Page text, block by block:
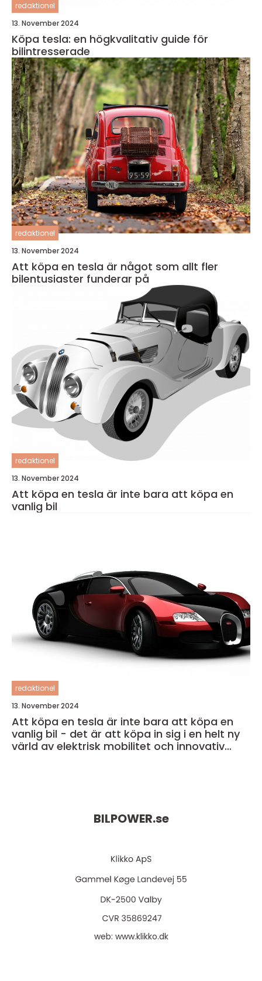
redaktionel
13. November 2024
Köpa tesla: en högkvalitativ guide för
bilintresserade
redaktionel
13. November 2024
Att köpa en tesla är något som allt fler
bilentusiaster funderar på
redaktionel
13. November 2024
Att köpa en tesla är inte bara att köpa en
vanlig bil
redaktionel
13. November 2024
Att köpa en tesla är inte bara att köpa en
vanlig bil - det är att köpa in sig i en helt ny
värld av elektrisk mobilitet och innovativ
BILPOWER.se
web: www.klikko.dk